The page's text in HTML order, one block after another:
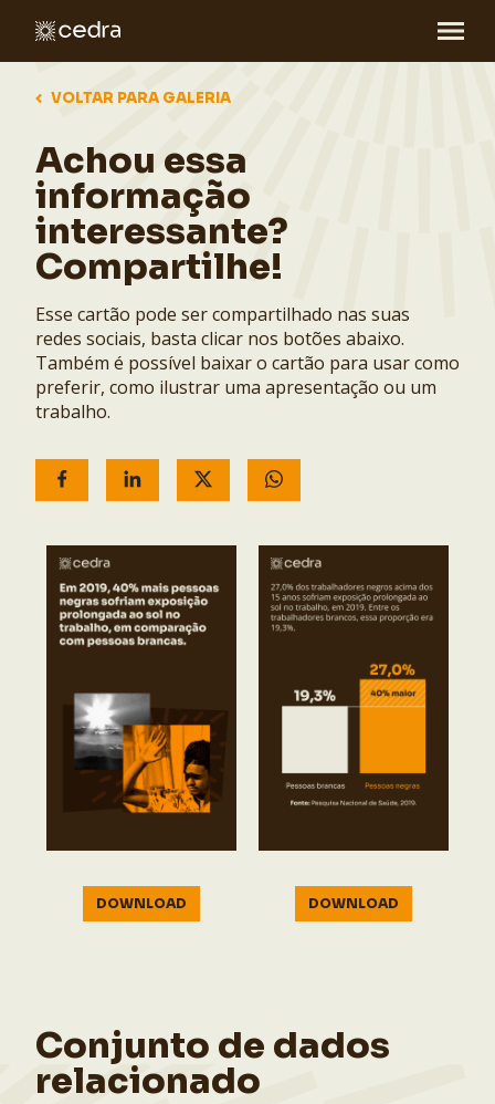
DOWNLOAD DOWNLOAD
VOLTAR PARA GALERIA
Achou essa
informação
interessante?
Compartilhe!
Esse cartão pode ser compartilhado nas suas
redes sociais, basta clicar nos botões abaixo.
Também é possível baixar o cartão para usar como
preferir, como ilustrar uma apresentação ou um
trabalho.
Conjunto de dados
relacionado